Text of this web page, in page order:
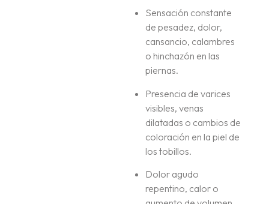
Sensación constante
de pesadez, dolor,
cansancio, calambres
o hinchazón en las
piernas.
Presencia de varices
visibles, venas
dilatadas o cambios de
coloración en la piel de
los tobillos.
Dolor agudo
repentino, calor o